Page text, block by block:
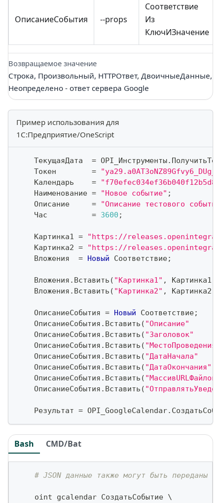
ОписаниеСобытия --props
Соответствие
Из
КлючИЗначение
Возвращаемое значение
Строка, Произвольный, HTTPОтвет, ДвоичныеДанные,
Неопределено - ответ сервера Google
Пример использования для
1С:Предприятие/OneScript
    ТекущаяДата
= OPI_Инструменты.
    Токен
=
    Календарь
=
    Наименование
= "Новое событие" ;
    Описание
=
"Описание тестового
    Час
= 3600 ;
    Картинка1
=
"https://
    Картинка2
=
"https://
    Вложения
= Новый Соответствие;
    Вложения
. Вставить ( "Картинка1" , Картинка1
    Вложения
. Вставить ( "Картинка2" , Картинка2
    ОписаниеСобытия
= Новый Соответствие;
    ОписаниеСобытия
. Вставить ( "Описание"
    ОписаниеСобытия
. Вставить ( "Заголовок"
    ОписаниеСобытия
. Вставить ( "МестоПроведения"
    ОписаниеСобытия
. Вставить ( "ДатаНачала"
    ОписаниеСобытия
. Вставить ( "ДатаОкончания"
    ОписаниеСобытия
. Вставить (
    ОписаниеСобытия
. Вставить (
    Результат
= OPI_GoogleCalendar.
Bash CMD/Bat
# JSON данные также могут быть переданы
    oint gcalendar СоздатьСобытие
\